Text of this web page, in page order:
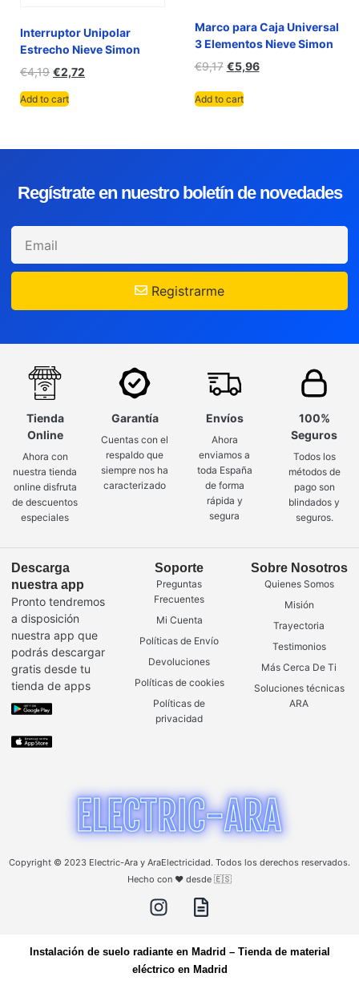
Interruptor Unipolar
Estrecho Nieve Simon
€4,19 €2,72
Add to cart
Marco para Caja Universal
3 Elementos Nieve Simon
€9,17 €5,96
Add to cart
Regístrate en nuestro boletín de novedades
Registrarme
Tienda
Online
Ahora con
nuestra tienda
online disfruta
de descuentos
especiales
Garantía
Cuentas con el
respaldo que
siempre nos ha
caracterizado
Envíos
Ahora
enviamos a
toda España
de forma
rápida y
segura
100%
Seguros
Todos los
métodos de
pago son
blindados y
seguros.
Descarga
nuestra app
Pronto tendremos
a disposición
nuestra app que
podrás descargar
gratis desde tu
tienda de apps
Soporte
Preguntas
Frecuentes
Mi Cuenta
Políticas de Envío
Devoluciones
Políticas de cookies
Políticas de
privacidad
Sobre Nosotros
Quienes Somos
Misión
Trayectoria
Testimonios
Más Cerca De Ti
Soluciones técnicas
ARA
Copyright © 2023 Electric-Ara y AraElectricidad. Todos los derechos reservados.
Hecho con ❤️ desde 🇪🇸
Instalación de suelo radiante en Madrid – Tienda de material
eléctrico en Madrid